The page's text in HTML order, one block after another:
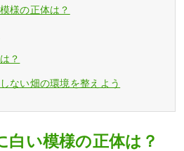
様の正体は？
？
ない畑の環境を整えよう
い模様の正体は？